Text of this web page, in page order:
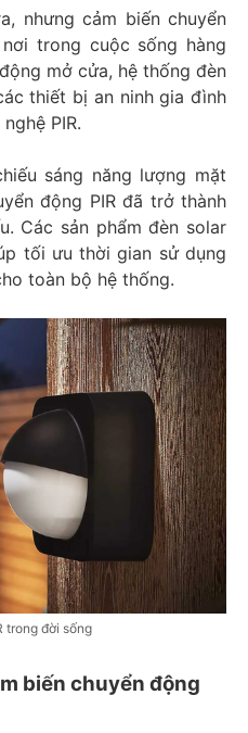
nhưng cảm biến chuyển
trong cuộc sống hàng
mở cửa, hệ thống đèn
thiết bị an ninh gia đình
PIR.
sáng năng lượng mặt
động PIR đã trở thành
Các sản phẩm đèn solar
tối ưu thời gian sử dụng
toàn bộ hệ thống.
trong đời sống
biến chuyển động